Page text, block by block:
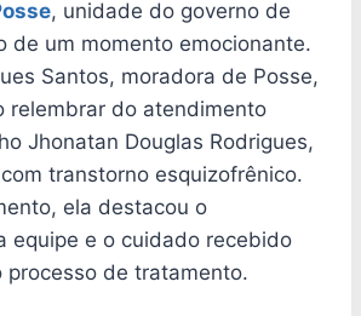
, unidade do governo de
de um momento emocionante.
Santos, moradora de Posse,
relembrar do atendimento
Jhonatan Douglas Rodrigues,
transtorno esquizofrênico.
ela destacou o
equipe e o cuidado recebido
processo de tratamento.